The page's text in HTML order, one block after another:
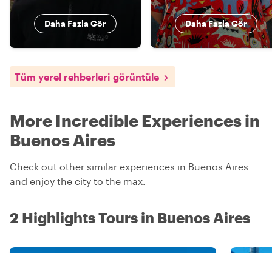
Daha Fazla Gör Daha Fazla Gör
Tüm yerel rehberleri görüntüle
More Incredible Experiences in
Buenos Aires
Check out other similar experiences in Buenos Aires
and enjoy the city to the max.
2 Highlights Tours in Buenos Aires